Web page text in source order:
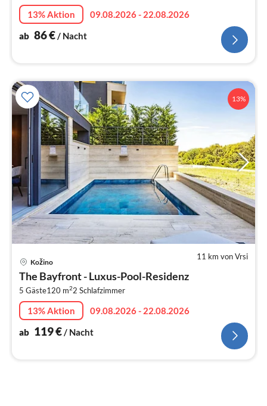
13% Aktion
09.08.2026 - 22.08.2026
ab 86€/ Nacht
13%
11 km von Vrsi
Kožino
The Bayfront - Luxus-Pool-Residenz
5 Gäste120 m22 Schlafzimmer
13% Aktion
09.08.2026 - 22.08.2026
ab 119€ / Nacht